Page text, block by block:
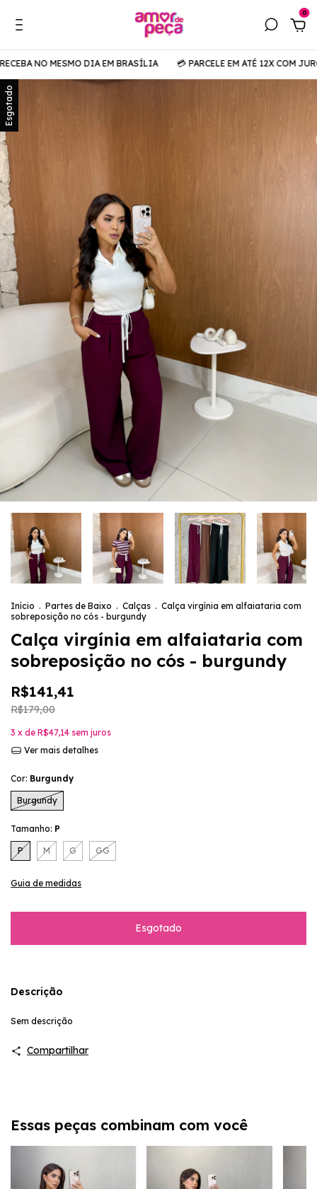
0
NO MESMO DIA EM BRASÍLIA 💳 PARCELE EM ATÉ 12X COM JUROS
Esgotado
Início . Partes de Baixo . Calças . Calça virgínia em alfaiataria com
sobreposição no cós - burgundy
Calça virgínia em alfaiataria com
sobreposição no cós - burgundy
R$141,41
R$179,00
3 x de R$47,14 sem juros
Ver mais detalhes
Cor: Burgundy
Burgundy
Tamanho: P
P M G GG
Guia de medidas
Descrição
Sem descrição
Compartilhar
Essas peças combinam com você